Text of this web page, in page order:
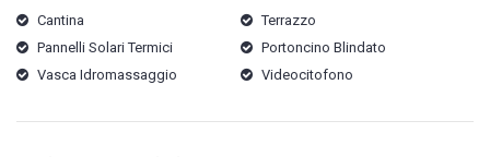
Cantina
Terrazzo
Pannelli Solari Termici
Portoncino Blindato
Vasca Idromassaggio
Videocitofono